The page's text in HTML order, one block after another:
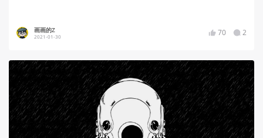
画画的Z
2021-01-30 70 2